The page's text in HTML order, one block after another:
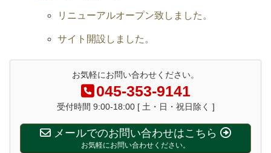
リニューアルオープン致しました。
サイト開設しました。
お気軽にお問い合わせください。
045-353-9141
受付時間 9:00-18:00 [ 土・日・祝日除く ]
メールでのお問い合わせはこちら
お気軽にお問い合わせください。